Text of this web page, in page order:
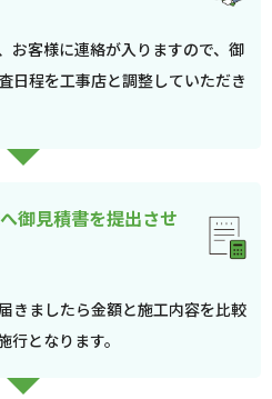
お客様に連絡が入りますので、御
日程を工事店と調整していただき
御見積書を提出させ
きましたら金額と施工内容を比較
行となります。